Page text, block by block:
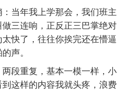
当年我上学那会，我们班主
三连响，正反正三巴掌绝对
快了，往往你挨完还在懵逼
声。
段重复，基本一模一样，小
这样的内容我就头疼，浪费